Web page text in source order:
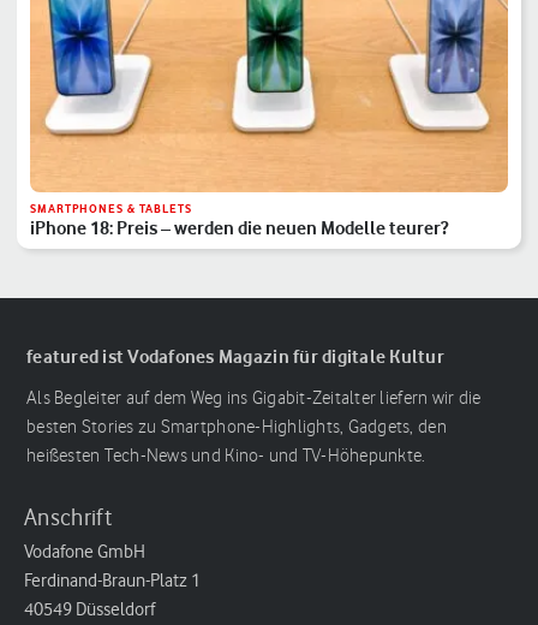
SMARTPHONES & TABLETS
iPhone 18: Preis – werden die neuen Modelle teurer?
featured ist Vodafones Magazin für digitale Kultur
Als Begleiter auf dem Weg ins Gigabit-Zeitalter liefern wir die
besten Stories zu Smartphone-Highlights, Gadgets, den
heißesten Tech-News und Kino- und TV-Höhepunkte.
Anschrift
Vodafone GmbH
Ferdinand-Braun-Platz 1
40549 Düsseldorf